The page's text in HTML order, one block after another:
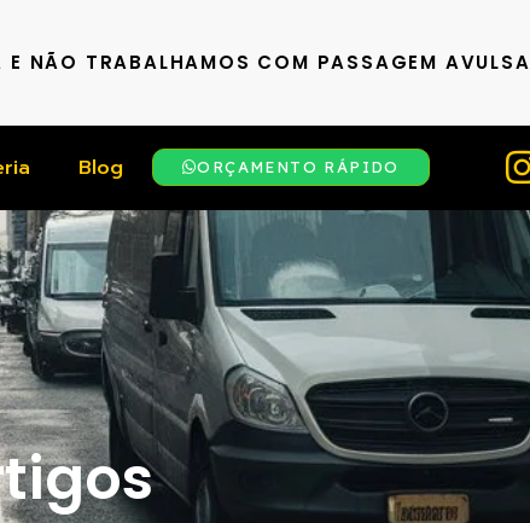
NÃO TRABALHAMOS COM PASSAGEM AVULSA
Blog ORÇAMENTO RÁPIDO